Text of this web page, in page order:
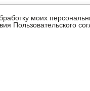
моих
Пользовательского